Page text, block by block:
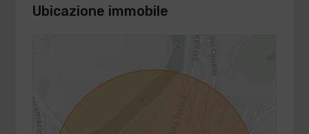
Ubicazione immobile